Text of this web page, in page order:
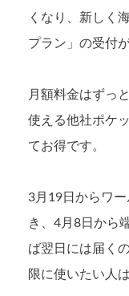
くなり、新しく
プラン」の受付
月額料金はずっ
使える他社ポケ
てお得です。
3月19日からワ
き、4月8日から
ば翌日には届く
限に使いたい人